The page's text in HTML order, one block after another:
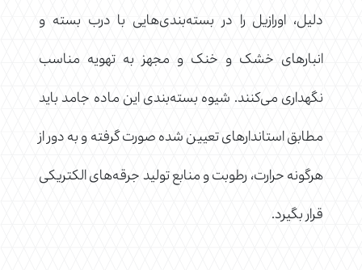
دلیل، اورازیل را در بسته‌بندی‌هایی با درب بسته و
انبارهای خشک و خنک و مجهز به تهویه مناسب
نگهداری می‌کنند. شیوه بسته‌بندی این ماده جامد باید
مطابق استاندارهای تعیین شده صورت گرفته و به دور از
هرگونه حرارت، رطوبت و منابع تولید جرقه‌های الکتریکی
قرار بگیرد.